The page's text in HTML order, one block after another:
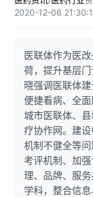
2020-12-06
医联体作为医
荷，提升基层
晓强调医联体
便捷看病、全
城市医联体、
疗协作网。建
机制不健全等
考评机制、加
理、品牌、服
学科，整合信息